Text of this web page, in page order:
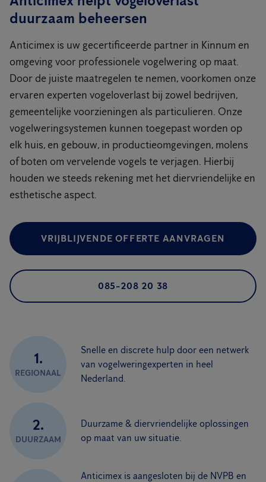
duurzaam beheersen
Anticimex is uw gecertificeerde partner in Kinnum en
omgeving voor professionele vogelwering op maat.
Door de juiste maatregelen te nemen, voorkomen onze
ervaren experten vogeloverlast bij zowel bedrijven,
gemeentelijke voorzieningen als particulieren. Onze
vogelweringsystemen kunnen toegepast worden op
elk huis, en gebouw, in productieomgevingen, molens
of boten om vervelende vogels te verjagen. Hierbij
houden we steeds rekening met het diervriendelijke en
esthetische aspect.
VRIJBLIJVENDE OFFERTE AANVRAGEN
085-208 20 38
1.
REGIONAAL
Snelle en discrete hulp door een netwerk
van vogelweringexperten in heel
Nederland.
2.
DUURZAAM
Duurzame & diervriendelijke oplossingen
op maat van uw situatie.
Anticimex is aangesloten bij de NVPB en